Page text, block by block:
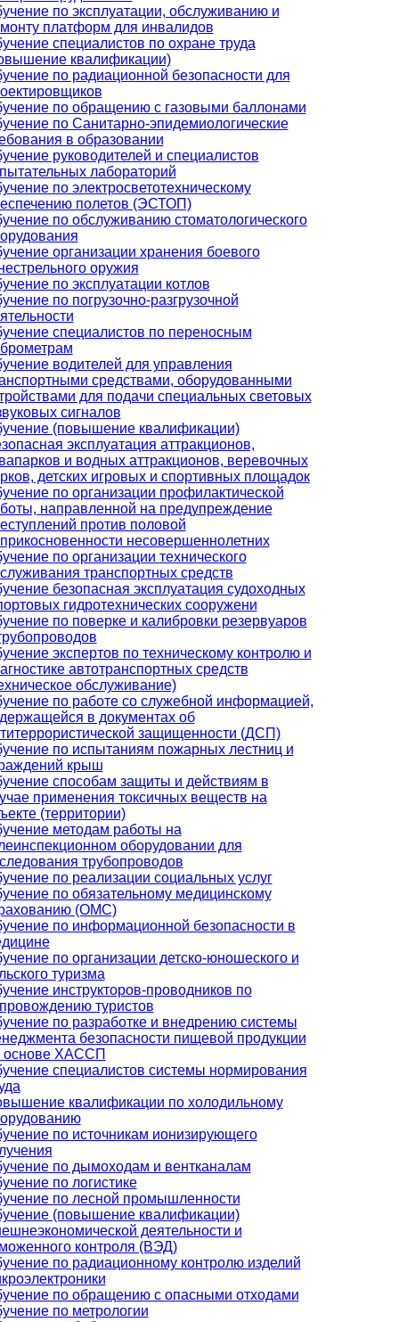
по эксплуатации, обслуживанию и
платформ для инвалидов
специалистов по охране труда
квалификации)
по радиационной безопасности для
по обращению с газовыми баллонами
по Санитарно-эпидемиологические
в образовании
руководителей и специалистов
лабораторий
по электросветотехническому
полетов (ЭСТОП)
по обслуживанию стоматологического
организации хранения боевого
оружия
по эксплуатации котлов
по погрузочно-разгрузочной
специалистов по переносным
водителей для управления
средствами, оборудованными
для подачи специальных световых
сигналов
(повышение квалификации)
эксплуатация аттракционов,
и водных аттракционов, веревочных
детских игровых и спортивных площадок
по организации профилактической
направленной на предупреждение
против половой
несовершеннолетних
по организации технического
транспортных средств
безопасная эксплуатация судоходных
гидротехнических сооружени
по поверке и калибровки резервуаров
экспертов по техническому контролю и
автотранспортных средств
обслуживание)
по работе со служебной информацией,
в документах об
защищенности (ДСП)
по испытаниям пожарных лестниц и
крыш
способам защиты и действиям в
применения токсичных веществ на
(территории)
методам работы на
оборудовании для
трубопроводов
по реализации социальных услуг
по обязательному медицинскому
(ОМС)
по информационной безопасности в
по организации детско-юношеского и
туризма
инструкторов-проводников по
туристов
по разработке и внедрению системы
безопасности пищевой продукции
основе ХАССП
специалистов системы нормирования
квалификации по холодильному
по источникам ионизирующего
по дымоходам и вентканалам
по логистике
по лесной промышленности
(повышение квалификации)
деятельности и
контроля (ВЭД)
по радиационному контролю изделий
по обращению с опасными отходами
по метрологии